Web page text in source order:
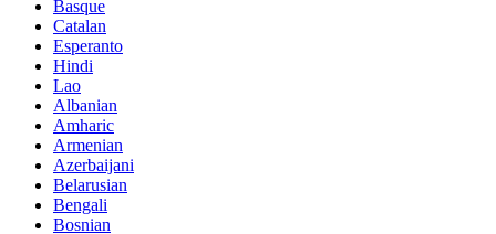
Basque
Catalan
Esperanto
Hindi
Lao
Albanian
Amharic
Armenian
Azerbaijani
Belarusian
Bengali
Bosnian